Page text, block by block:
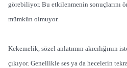
görebiliyor. Bu etkilenmenin sonuçlarını
mümkün olmuyor.
Kekemelik, sözel anlatımın akıcılığının
çıkıyor. Genellikle ses ya da hecelerin